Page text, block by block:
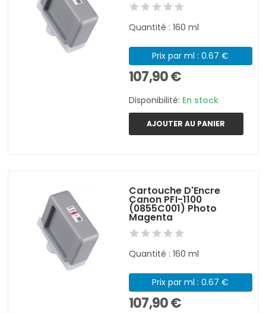
Quantité : 160 ml
Prix par ml : 0.67 €
107,90 €
Disponibilité: En stock
AJOUTER AU PANIER
Cartouche D'Encre
Canon PFI-1100
(0855C001) Photo
Magenta
Quantité : 160 ml
Prix par ml : 0.67 €
107,90 €